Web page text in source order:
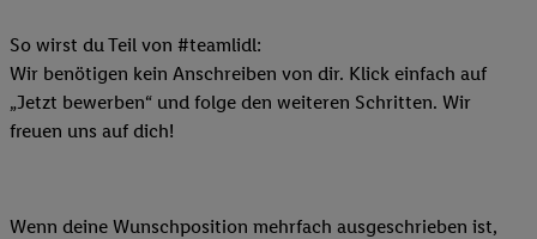
So wirst du Teil von #teamlidl:
Wir benötigen kein Anschreiben von dir. Klick einfach auf
„Jetzt bewerben“ und folge den weiteren Schritten. Wir
freuen uns auf dich!
Wenn deine Wunschposition mehrfach ausgeschrieben ist,